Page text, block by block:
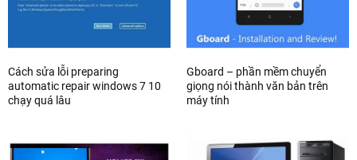
Cách sửa lỗi preparing
automatic repair windows 7 10
chạy quá lâu
Gboard – phần mềm chuyển
giọng nói thành văn bản trên
máy tính